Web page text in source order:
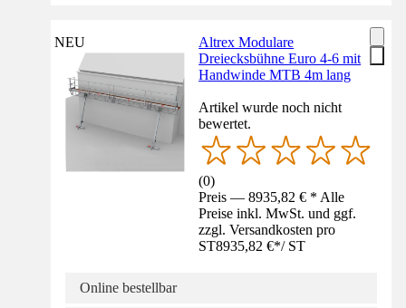
NEU
Altrex Modulare
Dreiecksbühne Euro 4-6 mit
Handwinde MTB 4m lang
Artikel wurde noch nicht
bewertet.
(0)
Preis — 8935,82 € * Alle
Preise inkl. MwSt. und ggf.
zzgl. Versandkosten pro
ST8935,82 €*/ ST
Online bestellbar